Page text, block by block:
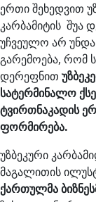
ერთი შეხედვით
კარბამიტის შუა
უჩვეულო არ უნდა
გარემოება, რომ
დერეფნით
სატერმინალო
ტვირთნაკადის
ფორმირება.
უზბეკური
მაგალითის
ქართულმა